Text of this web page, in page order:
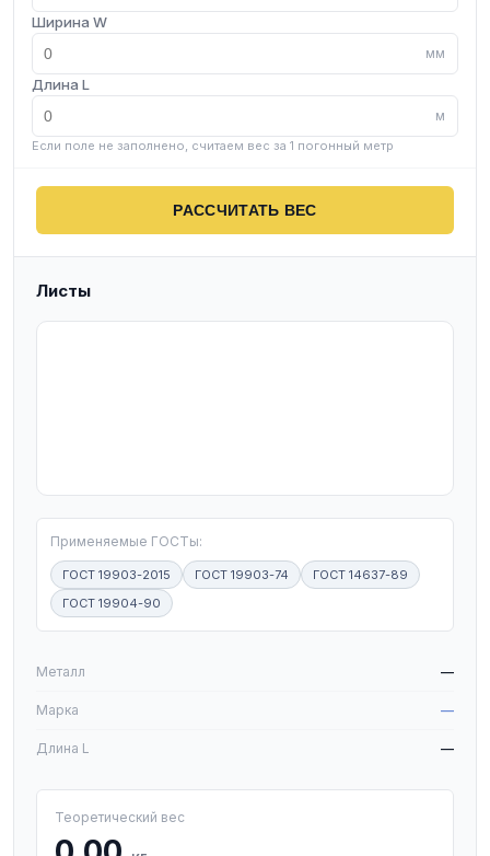
Ширина W
мм
Длина L
м
Если поле не заполнено, считаем вес за 1 погонный метр
РАССЧИТАТЬ ВЕС
Листы
Применяемые ГОСТы:
ГОСТ 19903-2015 ГОСТ 19903-74
ГОСТ 14637-89
ГОСТ 19904-90
Металл —
Марка —
Длина L —
Теоретический вес